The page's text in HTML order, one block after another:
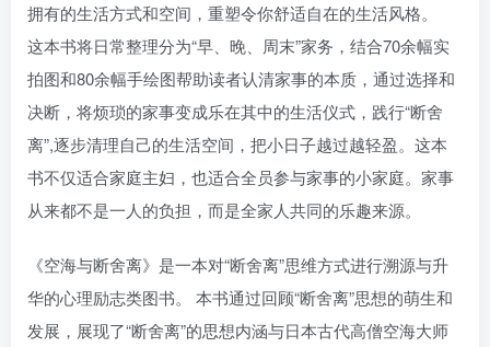
拥有的生活方式和空间，重塑令你舒适自在的生活风格。
这本书将日常整理分为“早、晚、周末”家务，结合70余幅实
拍图和80余幅手绘图帮助读者认清家事的本质，通过选择和
决断，将烦琐的家事变成乐在其中的生活仪式，践行“断舍
离”,逐步清理自己的生活空间，把小日子越过越轻盈。这本
书不仅适合家庭主妇，也适合全员参与家事的小家庭。家事
从来都不是一人的负担，而是全家人共同的乐趣来源。
《空海与断舍离》是一本对“断舍离”思维方式进行溯源与升
华的心理励志类图书。 本书通过回顾“断舍离”思想的萌生和
发展，展现了“断舍离”的思想内涵与日本古代高僧空海大师